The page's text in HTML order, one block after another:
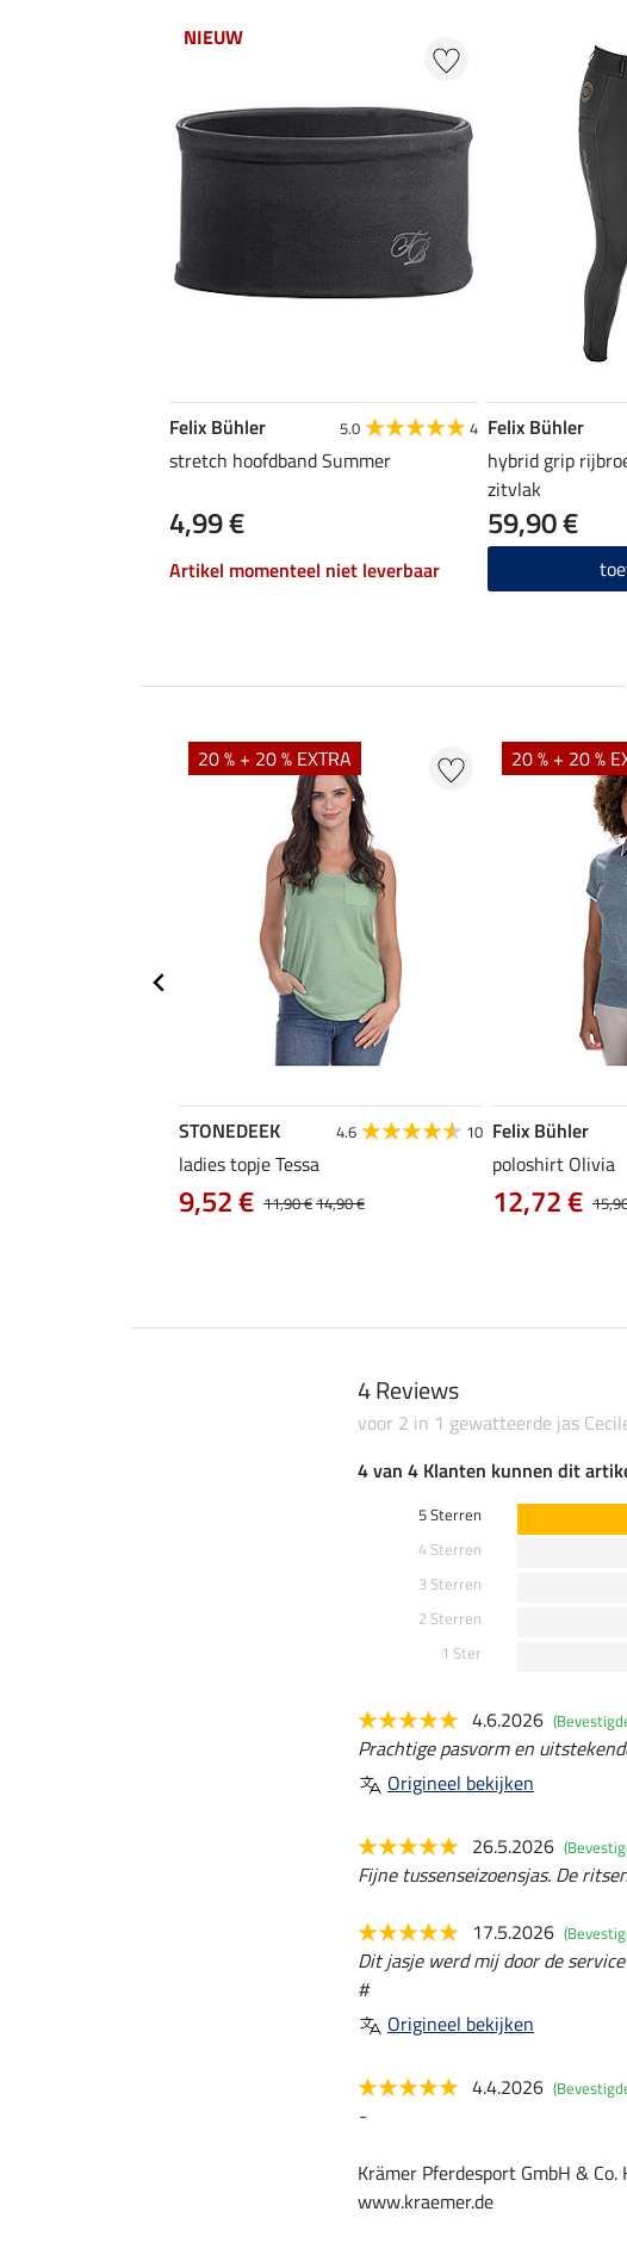
NIEUW
Felix Bühler 5.0 4
stretch hoofdband Summer
4,99 €
Artikel momenteel niet leverbaar
Felix Bühler
hybrid grip
zitvlak
59,90 €
20 % + 20 % EXTRA
STONEDEEK 4.6 10
ladies topje Tessa
11,90 €14,90 €
9,52 €
20 % + 20 %
Felix Bühler
poloshirt Olivia
12,72 €
4 Reviews
voor 2 in 1 gewatteerde jas
4 van 4 Klanten kunnen dit
5 Sterren
4 Sterren
3 Sterren
2 Sterren
1 Ster
4.6.2026
Prachtige pasvorm en
Origineel bekijken
26.5.2026
Fijne tussenseizoensjas. De
17.5.2026
Dit jasje werd mij door de
#
Origineel bekijken
4.4.2026
-
Krämer Pferdesport GmbH &
www.kraemer.de